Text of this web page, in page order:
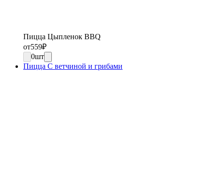
Пицца Цыпленок BBQ
от559₽
0шт
Пицца С ветчиной и грибами